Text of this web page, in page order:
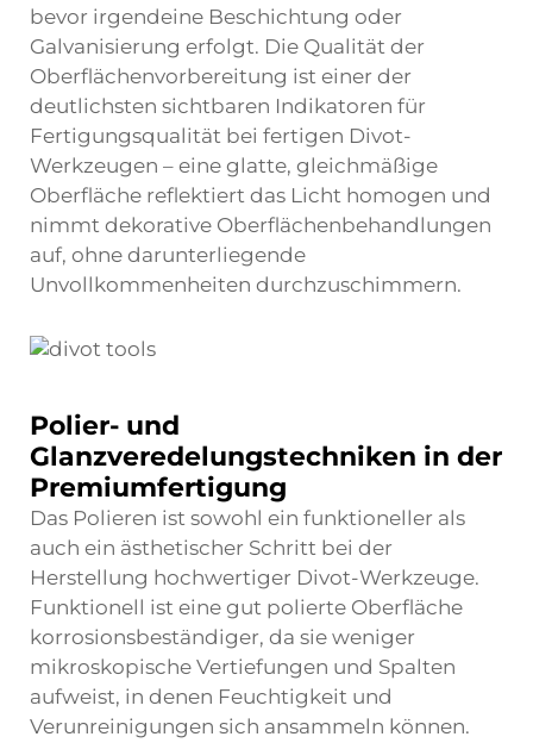
bevor irgendeine Beschichtung oder
Galvanisierung erfolgt. Die Qualität der
Oberflächenvorbereitung ist einer der
deutlichsten sichtbaren Indikatoren für
Fertigungsqualität bei fertigen Divot-
Werkzeugen – eine glatte, gleichmäßige
Oberfläche reflektiert das Licht homogen und
nimmt dekorative Oberflächenbehandlungen
auf, ohne darunterliegende
Unvollkommenheiten durchzuschimmern.
Polier- und
Glanzveredelungstechniken in der
Premiumfertigung
Das Polieren ist sowohl ein funktioneller als
auch ein ästhetischer Schritt bei der
Herstellung hochwertiger Divot-Werkzeuge.
Funktionell ist eine gut polierte Oberfläche
korrosionsbeständiger, da sie weniger
mikroskopische Vertiefungen und Spalten
aufweist, in denen Feuchtigkeit und
Verunreinigungen sich ansammeln können.